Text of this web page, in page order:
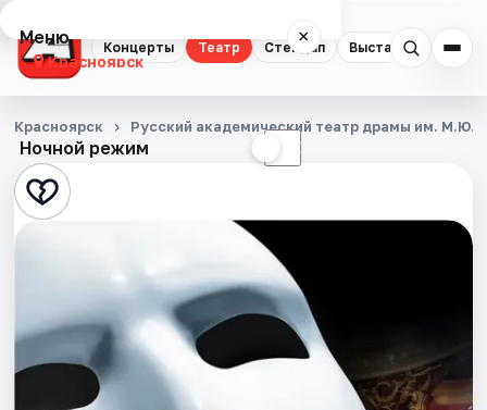
Концерты Театр Стендап Выставки
Меню ×
Красноярск
Концерты
Театр
Стендап
Квесты
Экскурсии
Ночной режим ☾
Красноярск Русский академический театр драмы им. М.Ю.